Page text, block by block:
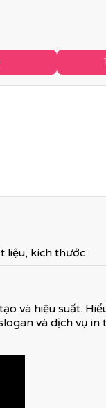
liệu, kích thước
và hiệu suất.
và dịch vụ in